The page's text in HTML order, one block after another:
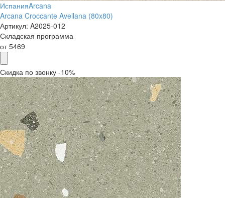
ИспанияArcana
Arcana Croccante Avellana (80x80)
Артикул: A2025-012
Складская программа
от5469
Скидка по звонку -10%